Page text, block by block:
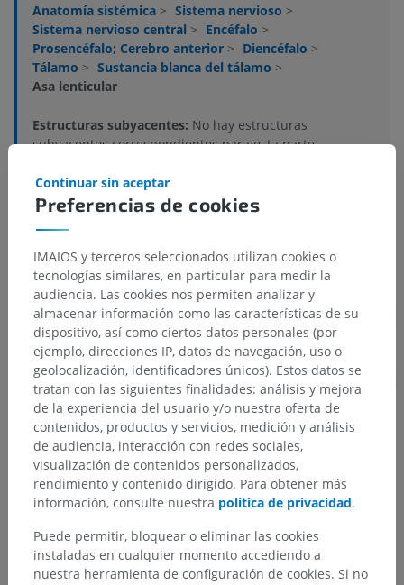
Anatomía sistémica > Sistema nervioso >
Sistema nervioso central > Encéfalo >
Prosencéfalo; Cerebro anterior > Diencéfalo >
Tálamo > Sustancia blanca del tálamo >
Asa lenticular
Estructuras subyacentes: No hay estructuras
subyacentes correspondientes para esta parte
Neuroanatomía humana
Anatomía comparada en animales
Traducciones
¿Ha detectado un error?
No dude en sugerir una corrección, traducción o
mejora de contenido.
Preferencias de cookies
Continuar sin aceptar
IMAIOS y terceros seleccionados utilizan cookies o
tecnologías similares, en particular para medir la
audiencia. Las cookies nos permiten analizar y
almacenar información como las características de su
dispositivo, así como ciertos datos personales (por
ejemplo, direcciones IP, datos de navegación, uso o
geolocalización, identificadores únicos). Estos datos se
tratan con las siguientes finalidades: análisis y mejora
de la experiencia del usuario y/o nuestra oferta de
contenidos, productos y servicios, medición y análisis
de audiencia, interacción con redes sociales,
visualización de contenidos personalizados,
rendimiento y contenido dirigido. Para obtener más
información, consulte nuestra política de privacidad.
Puede permitir, bloquear o eliminar las cookies
instaladas en cualquier momento accediendo a
nuestra herramienta de configuración de cookies. Si no